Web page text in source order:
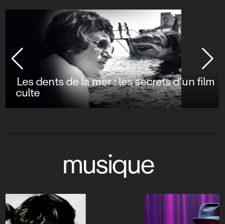
Les dents de la mer : les secrets d’un film
culte
musique